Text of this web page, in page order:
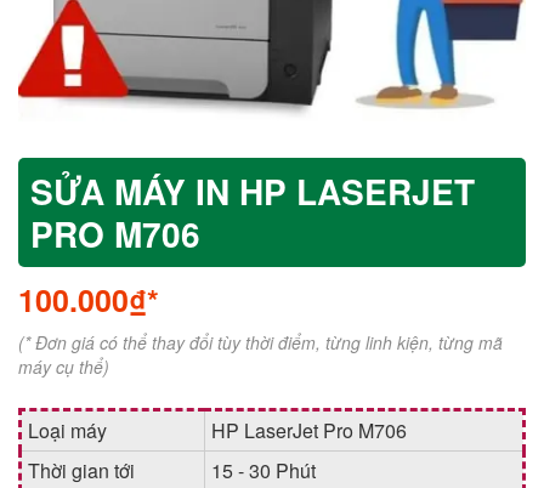
SỬA MÁY IN HP LASERJET
PRO M706
100.000₫*
(* Đơn giá có thể thay đổi tùy thời điểm, từng linh kiện, từng mã
máy cụ thể)
Loại máy
HP LaserJet Pro M706
Thời gian tới
15 - 30 Phút